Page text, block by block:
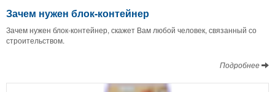
Зачем нужен блок-контейнер
Зачем нужен блок-контейнер, скажет Вам любой человек, связанный со
строительством.
Подробнее